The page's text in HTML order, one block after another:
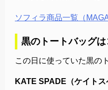
ソフィラ商品一覧（
黒のトートバッグは
この日に使っていた黒の
KATE SPADE（ケイトス